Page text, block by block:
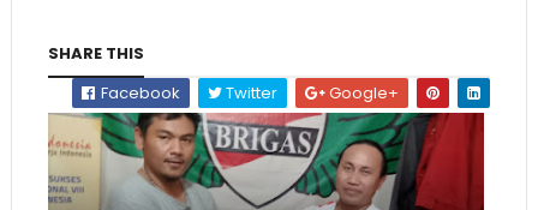
SHARE THIS
Facebook
Twitter Google+